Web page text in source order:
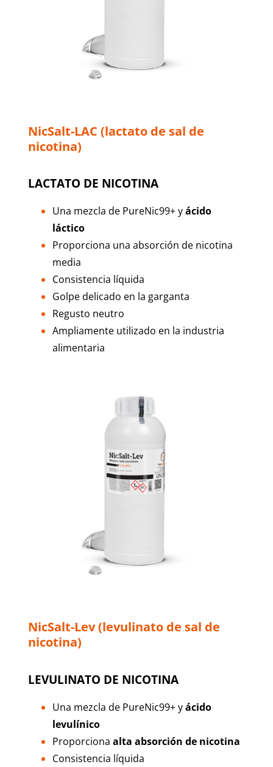
NicSalt-LAC (lactato de sal de
nicotina)
LACTATO DE NICOTINA
Una mezcla de PureNic99+ yácido
láctico
Proporciona una absorción de nicotina
media
Consistencia líquida
Golpe delicado en la garganta
Regusto neutro
Ampliamente utilizado en la industria
alimentaria
NicSalt-Lev (levulinato de sal de
nicotina)
LEVULINATO DE NICOTINA
Una mezcla de PureNic99+ yácido
levulínico
Proporciona alta absorción de nicotina
Consistencia líquida